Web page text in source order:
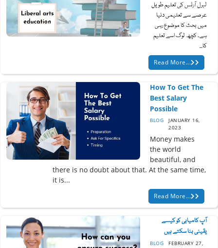
لبرل آرٹس کی تعلیم طویل
عرصے سے تعلیمی دنیا
میں بحث کا موضوع رہی
ہے۔ کچھ لوگ اسے تعلیم
کا...
Read More...
How To Get The
Best Salary
Possible
BLOG
JANUARY 16,
2023
Money makes
the world
beautiful, and
there is no doubt about that. At the same time,
it is...
Read More...
آپ کامیابی کو کیسے
یقینی بنا سکتے ہیں
BLOG
FEBRUARY 27,